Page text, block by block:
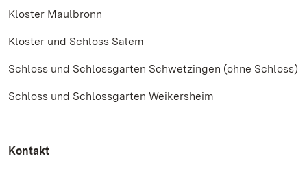
Kloster Maulbronn
Kloster und Schloss Salem
Schloss und Schlossgarten Schwetzingen (ohne Schloss)
Schloss und Schlossgarten Weikersheim
Kontakt